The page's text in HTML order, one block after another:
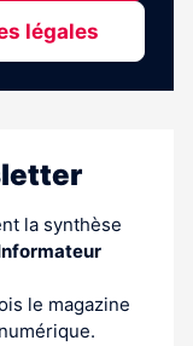
légales
la synthèse
le magazine